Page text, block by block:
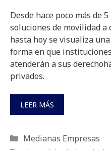
Desde hace poco más de
soluciones de movilidad a
hasta hoy se visualiza
forma en que
atenderán a sus
privados.
LEER MÁS
Categorías
Medianas Empresas